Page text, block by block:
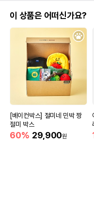
이 상품은 어떠신가요?
[베이컨박스] 절미네 민박 짱
절미 박스
60% 29,900원